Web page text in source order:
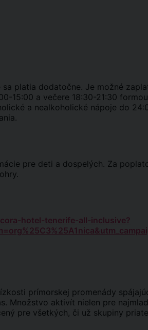
platia dodatočne. Je možné
15:00 a večere 18:30-21:30
a nealkoholické nápoje do
pre deti a dospelých. Za
hotel-tenerife-all-inclusive?
prímorskej promenády
Množstvo aktivít nielen pre
pre všetkých, či už skupiny